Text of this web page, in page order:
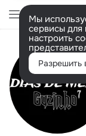
Мы
сервисы для
настроить
Разрешить